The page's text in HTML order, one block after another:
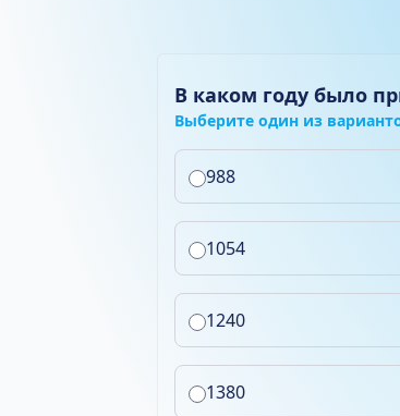
В каком году было
Выберите один из
988
1054
1240
1380